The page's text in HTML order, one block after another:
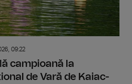
09:22
campioană la
de Vară de Kaiac-